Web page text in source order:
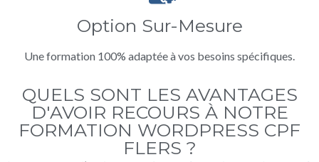
Option Sur-Mesure
Une formation 100% adaptée à vos besoins spécifiques.
QUELS SONT LES AVANTAGES
D'AVOIR RECOURS À NOTRE
FORMATION WORDPRESS CPF
FLERS ?